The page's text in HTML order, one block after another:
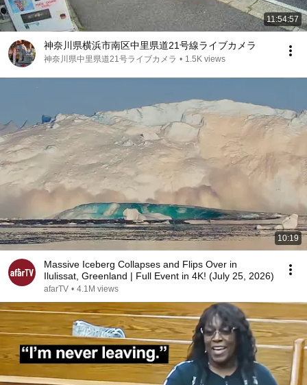
11:54:57
神奈川県横浜市南区中里県道21号線ライブカメラ
神奈川県中里県道21号ライブカメラ • 1.5K views
10:19
Massive Iceberg Collapses and Flips Over in
Ilulissat, Greenland | Full Event in 4K! (July 25, 2026)
afarTV • 4.1M views